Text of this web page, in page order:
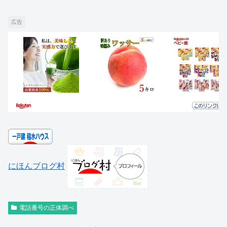
広告
にほんブログ村
電話番号の正体調べ